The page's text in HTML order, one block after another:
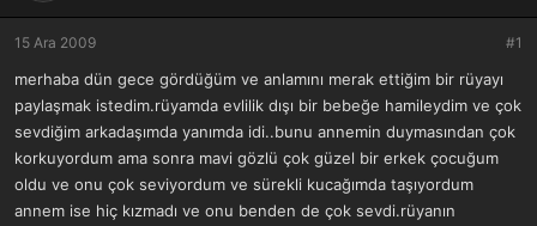
a
ş
a
t
a
n
t
r
i
h
i
15 Ara 2009 #1
merhaba dün gece gördüğüm ve anlamını merak ettiğim bir rüyayı
paylaşmak istedim.rüyamda evlilik dışı bir bebeğe hamileydim ve çok
sevdiğim arkadaşımda yanımda idi..bunu annemin duymasından çok
korkuyordum ama sonra mavi gözlü çok güzel bir erkek çocuğum
oldu ve onu çok seviyordum ve sürekli kucağımda taşıyordum
annem ise hiç kızmadı ve onu benden de çok sevdi.rüyanın